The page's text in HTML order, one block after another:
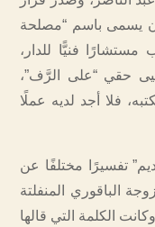
يسمى باسم “مصلحة
مستشارًا فنيًّا للدار،
حقي “على الرَّف”،
فلا أجد لديه عملًا
تفسيرًا مختلفًا عن
الباقوري المنفلتة
الكلمة التي قالها